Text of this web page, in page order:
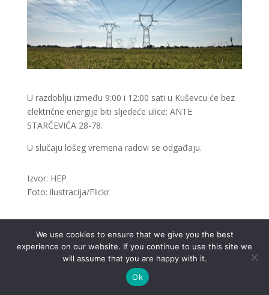
U razdoblju između 9:00 i 12:00 sati u Kuševcu će bez
električne energije biti sljedeće ulice: ANTE
STARČEVIĆA 28-78.
U slučaju lošeg vremena radovi se odgađaju.
Izvor: HEP
Foto: ilustracija/Flickr
.
We use cookies to ensure that we give you the best
experience on our website. If you continue to use this site we
will assume that you are happy with it.
Ok